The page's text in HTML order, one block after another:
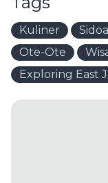
Kuliner
Ote-Ote
Exploring East